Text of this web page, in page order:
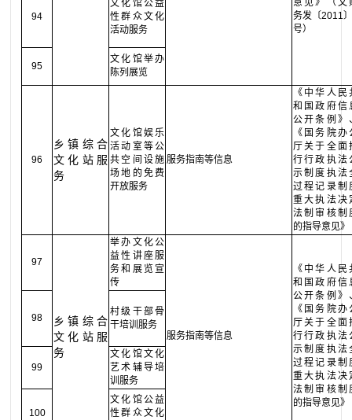
意见》（文
务发〔2011
号）
94
文化馆公益
性群众文化
活动服务
95
文化馆举办
陈列展览
96
乡镇综合
文化站服
务
文化馆娱乐
活动室等公
共空间设施
场地的免费
开放服务
服务指南等信息
《中华人民
和国政府信
公开条例》
《国务院办
厅关于全面
行行政执法
示制度执法
过程记录制
重大执法决
法制审核制
的指导意见》
97
乡镇综合
文化站服
务
举办文化公
益性讲座服
务和展览宣
传
服务指南等信息
《中华人民
和国政府信
公开条例》
《国务院办
厅关于全面
行行政执法
示制度执法
过程记录制
重大执法决
法制审核制
的指导意见》
98
村级干部骨
干培训服务
99
文化馆文化
艺术辅导培
训服务
100
文化馆公益
性群众文化